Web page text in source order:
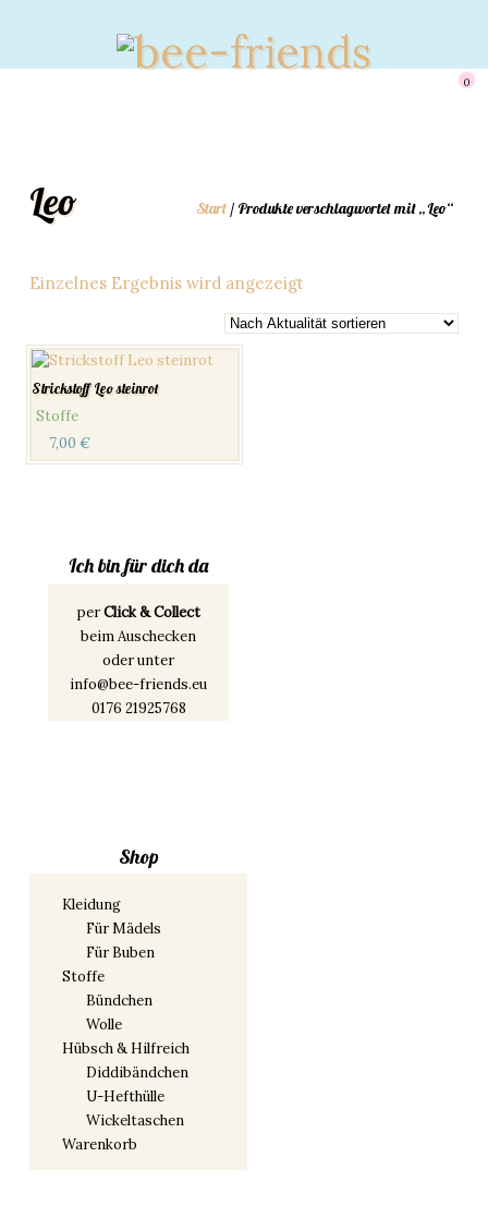
0
Start / Produkte verschlagwortet mit „Leo“
Leo
Einzelnes Ergebnis wird angezeigt
Strickstoff Leo steinrot
Stoffe
7,00 €
Ich bin für dich da
perClick & Collect
beim Auschecken
oder unter
info@bee-friends.eu
0176 21925768
Shop
Kleidung
Für Mädels
Für Buben
Stoffe
Bündchen
Wolle
Hübsch & Hilfreich
Diddibändchen
U-Hefthülle
Wickeltaschen
Warenkorb